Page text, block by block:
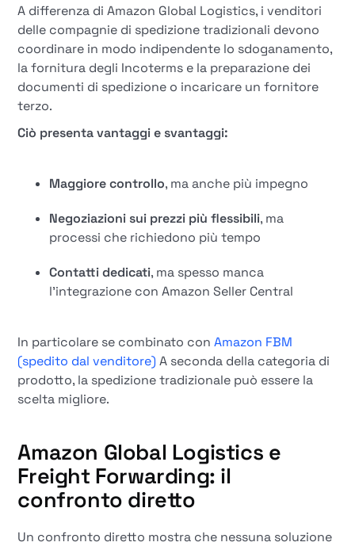
A differenza di Amazon Global Logistics, i venditori
delle compagnie di spedizione tradizionali devono
coordinare in modo indipendente lo sdoganamento,
la fornitura degli Incoterms e la preparazione dei
documenti di spedizione o incaricare un fornitore
terzo.
Ciò presenta vantaggi e svantaggi:
Maggiore controllo, ma anche più impegno
Negoziazioni sui prezzi più flessibili, ma
processi che richiedono più tempo
Contatti dedicati, ma spesso manca
l'integrazione con Amazon Seller Central
In particolare se combinato conAmazon FBM
(spedito dal venditore) A seconda della categoria di
prodotto, la spedizione tradizionale può essere la
scelta migliore.
Amazon Global Logistics e
Freight Forwarding: il
confronto diretto
Un confronto diretto mostra che nessuna soluzione